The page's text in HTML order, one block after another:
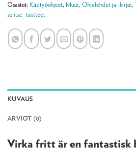
Osastot: Käsityöohjeet, Muut, Ohjelehdet ja -kirjat,
se itse -tuotteet
KUVAUS
ARVIOT (0)
Virka fritt är en fantastisk